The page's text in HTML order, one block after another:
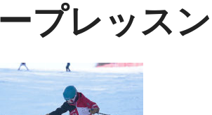
プレッス